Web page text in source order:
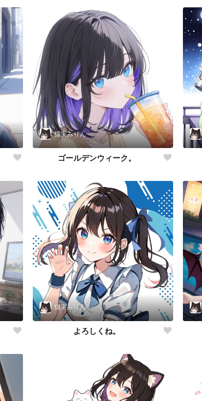
猫実みりん
ゴールデンウィーク。
猫実みりん
よろしくね。